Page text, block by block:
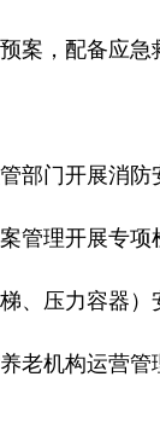
案，配备应
部门开展消
管理开展专
、压力容器
老机构运营